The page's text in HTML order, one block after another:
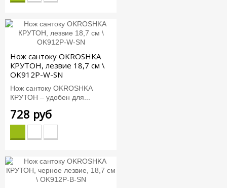
Нож сантоку OKROSHKA
КРУТОН, лезвие 18,7 см \
OK912P-W-SN
Нож сантоку OKROSHKA
КРУТОН – удобен для...
728 руб